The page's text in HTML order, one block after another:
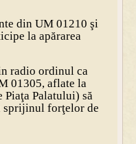
din UM 01210 şi
la apărarea
radio ordinul ca
01305, aflate la
Piaţa Palatului) să
sprijinul forţelor de